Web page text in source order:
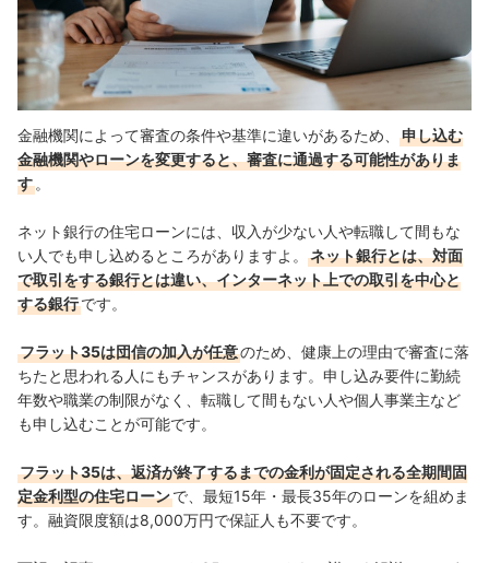
金融機関によって審査の条件や基準に違いがあるため、
申し込む
金融機関やローンを変更すると、審査に通過する可能性がありま
す 。
ネット銀行の住宅ローンには、収入が少ない人や転職して間もな
い人でも申し込めるところがありますよ。
ネット銀行とは、対面
で取引をする銀行とは違い、インターネット上での取引を中心と
する銀行です。
フラット35は団信の加入が任意のため、健康上の理由で審査に落
ちたと思われる人にもチャンスがあります。申し込み要件に勤続
年数や職業の制限がなく、転職して間もない人や個人事業主など
も申し込むことが可能です。
フラット35は、返済が終了するまでの金利が固定される全期間固
定金利型の住宅ローンで、最短15年・最長35年のローンを組めま
す。融資限度額は8,000万円で保証人も不要です。